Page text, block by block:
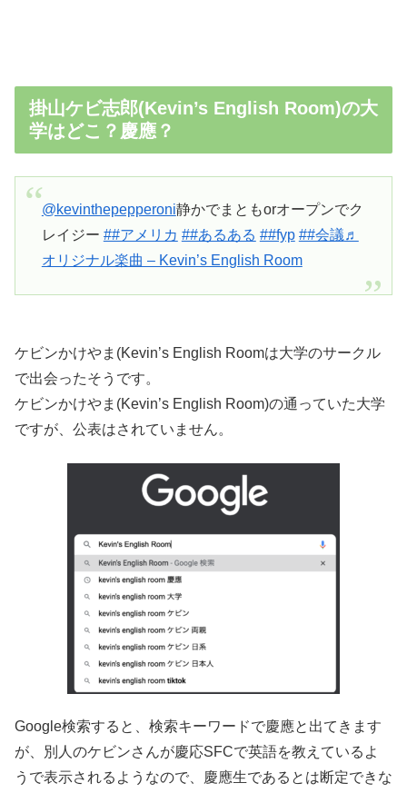
掛山ケビ志郎(Kevin’s English Room)の大
学はどこ？慶應？
@kevinthepepperoni静かでまともorオープンでク
レイジー ##アメリカ ##あるある ##fyp ##会議♬
オリジナル楽曲 – Kevin’s English Room
ケビンかけやま(Kevin’s English Roomは大学のサークル
で出会ったそうです。
ケビンかけやま(Kevin’s English Room)の通っていた大学
ですが、公表はされていません。
Google検索すると、検索キーワードで慶應と出てきます
が、別人のケビンさんが慶応SFCで英語を教えているよ
うで表示されるようなので、慶應生であるとは断定できな